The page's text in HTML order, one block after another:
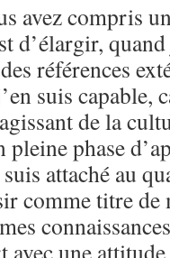
avez compris
d’élargir,
références
suis capable,
de la
pleine phase
attaché au
comme titre de
une